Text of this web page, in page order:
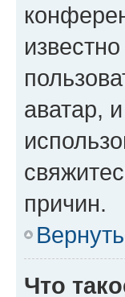
аватар,
причин.
Что